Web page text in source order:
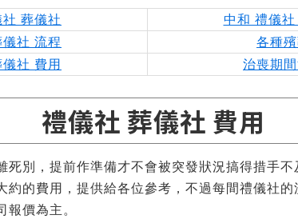
葬儀社
中和 禮儀
社 流程
各種
社 費用
治喪期
禮儀社 葬儀社 費用
死別，提前作準備才不會被突發狀況搞得措手
約的費用，提供給各位參考，不過每間禮儀社
報價為主。